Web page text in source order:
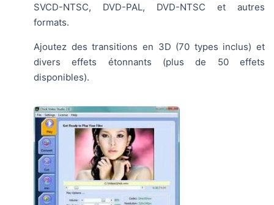
SVCD-NTSC, DVD-PAL, DVD-NTSC et autres
formats.
Ajoutez des transitions en 3D (70 types inclus) et
divers effets étonnants (plus de 50 effets
disponibles).